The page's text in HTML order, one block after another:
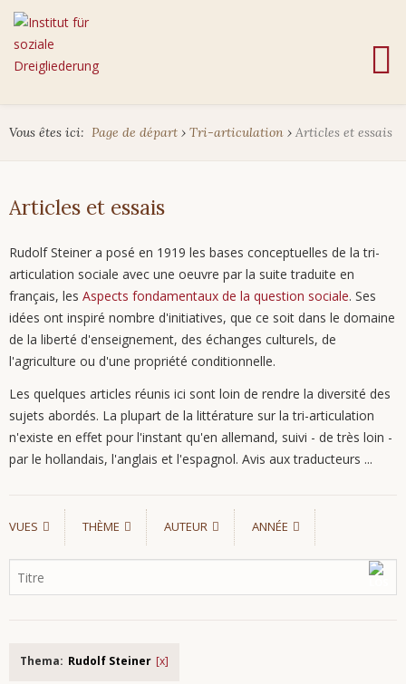
Vous êtes ici: Page de départ › Tri-articulation › Articles et essais
Articles et essais
Rudolf Steiner a posé en 1919 les bases conceptuelles de la tri-
articulation sociale avec une oeuvre par la suite traduite en
français, les Aspects fondamentaux de la question sociale. Ses
idées ont inspiré nombre d'initiatives, que ce soit dans le domaine
de la liberté d'enseignement, des échanges culturels, de
l'agriculture ou d'une propriété conditionnelle.
Les quelques articles réunis ici sont loin de rendre la diversité des
sujets abordés. La plupart de la littérature sur la tri-articulation
n'existe en effet pour l'instant qu'en allemand, suivi - de très loin -
par le hollandais, l'anglais et l'espagnol. Avis aux traducteurs ...
VUES THÈME AUTEUR ANNÉE
Thema: Rudolf Steiner